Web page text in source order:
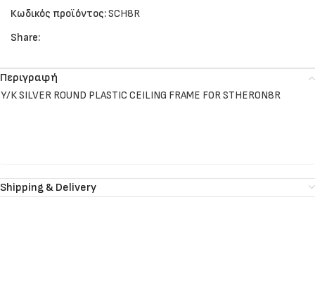
Κωδικός προϊόντος:SCH8R
Share:
Περιγραφή
Υ/Κ SILVER ROUND PLASTIC CEILING FRAME FOR STHERON8R
Shipping & Delivery